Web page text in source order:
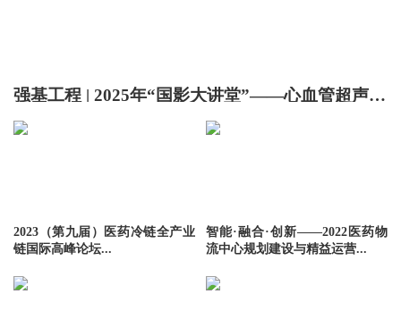
强基工程 | 2025年“国影大讲堂”——心血管超声专家学术直播预告
2023（第九届）医药冷链全产业
链国际高峰论坛...
智能·融合·创新——2022医药物
流中心规划建设与精益运营...